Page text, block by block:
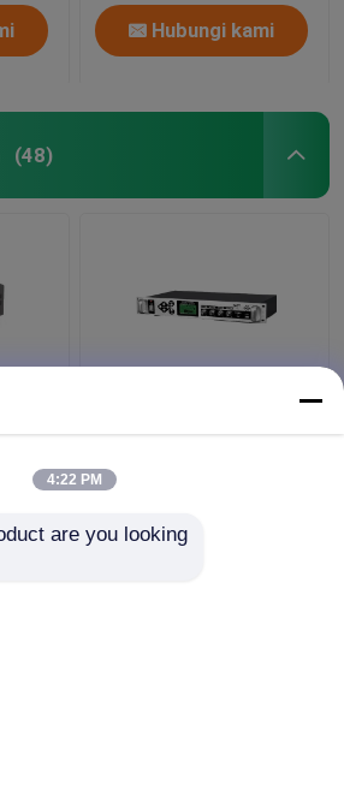
Hubungi kami
(48)
Amplifier dengan
Outdoor Metal Column
4:22 PM
are you looking